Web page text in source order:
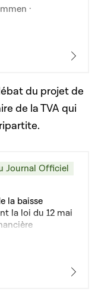
·
du projet de
de la TVA qui
Journal Officiel
la baisse
la loi du 12 mai
de vente de